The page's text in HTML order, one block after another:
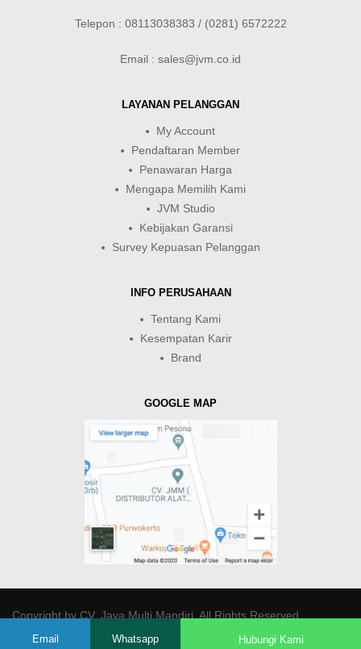
Telepon : 08113038383 / (0281) 6572222
Email : sales@jvm.co.id
LAYANAN PELANGGAN
My Account
Pendaftaran Member
Penawaran Harga
Mengapa Memilih Kami
JVM Studio
Kebijakan Garansi
Survey Kepuasan Pelanggan
INFO PERUSAHAAN
Tentang Kami
Kesempatan Karir
Brand
GOOGLE MAP
Copyright byCV. Java Multi Mandiri. All Rights Reserved.
Email Whatsapp Hubungi Kami